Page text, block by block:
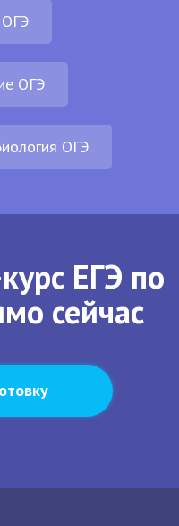
ОГЭ
ОГЭ
ЕГЭ по
сейчас